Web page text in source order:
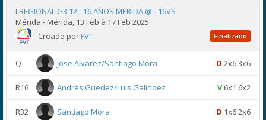
I REGIONAL G3 12 - 16 AÑOS MERIDA @ - 16VS
Mérida - Mérida, 13 Feb à 17 Feb 2025
Creado porFVT Finalizado
Q Jose Alvarez/Santiago Mora D 2x6 3x6
R16 Andrés Guedez/Luis Galindez V6x1 6x2
R32 Santiago Mora D 1x6 2x6